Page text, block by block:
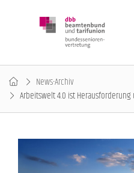
News-Archiv
Arbeitswelt 4.0 ist